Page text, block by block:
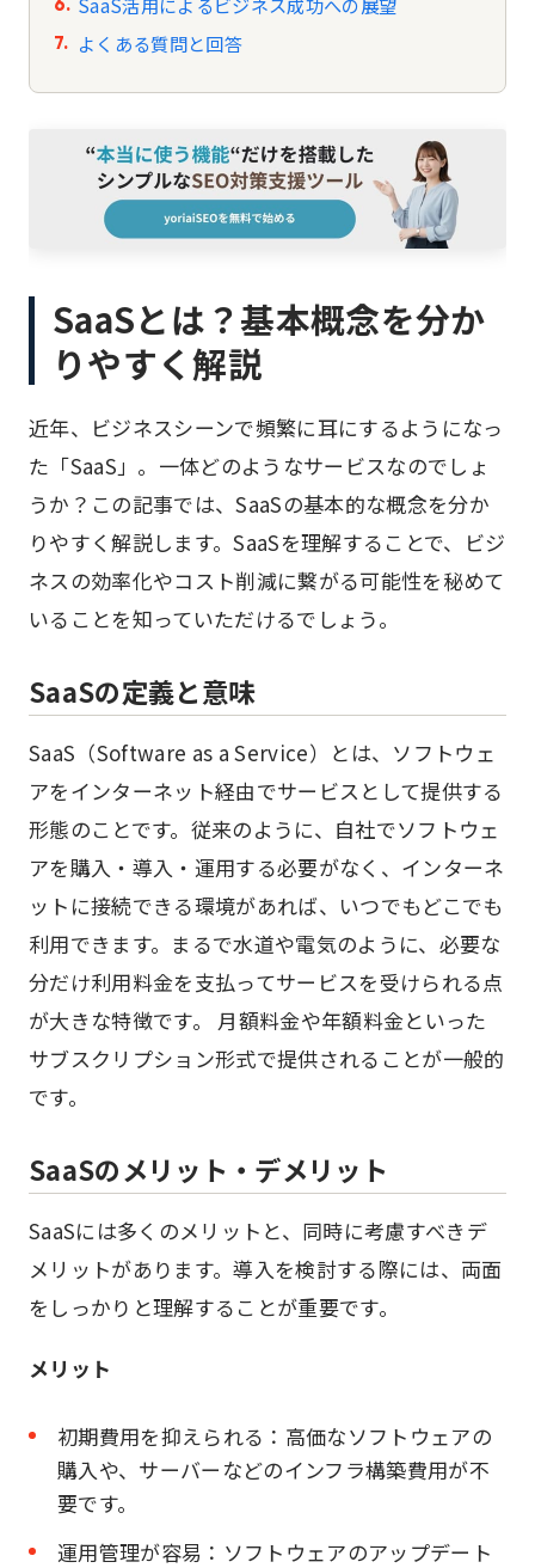
よくある質問と回答
SaaSとは？基本概念を分か
りやすく解説
近年、ビジネスシーンで頻繁に耳にするようになっ
た「SaaS」。一体どのようなサービスなのでしょ
うか？この記事では、SaaSの基本的な概念を分か
りやすく解説します。SaaSを理解することで、ビジ
ネスの効率化やコスト削減に繋がる可能性を秘めて
いることを知っていただけるでしょう。
SaaSの定義と意味
SaaS（Software as a Service）とは、ソフトウェ
アをインターネット経由でサービスとして提供する
形態のことです。従来のように、自社でソフトウェ
アを購入・導入・運用する必要がなく、インターネ
ットに接続できる環境があれば、いつでもどこでも
利用できます。まるで水道や電気のように、必要な
分だけ利用料金を支払ってサービスを受けられる点
が大きな特徴です。 月額料金や年額料金といった
サブスクリプション形式で提供されることが一般的
です。
SaaSのメリット・デメリット
SaaSには多くのメリットと、同時に考慮すべきデ
メリットがあります。導入を検討する際には、両面
をしっかりと理解することが重要です。
メリット
初期費用を抑えられる：高価なソフトウェアの
購入や、サーバーなどのインフラ構築費用が不
要です。
運用管理が容易：ソフトウェアのアップデート